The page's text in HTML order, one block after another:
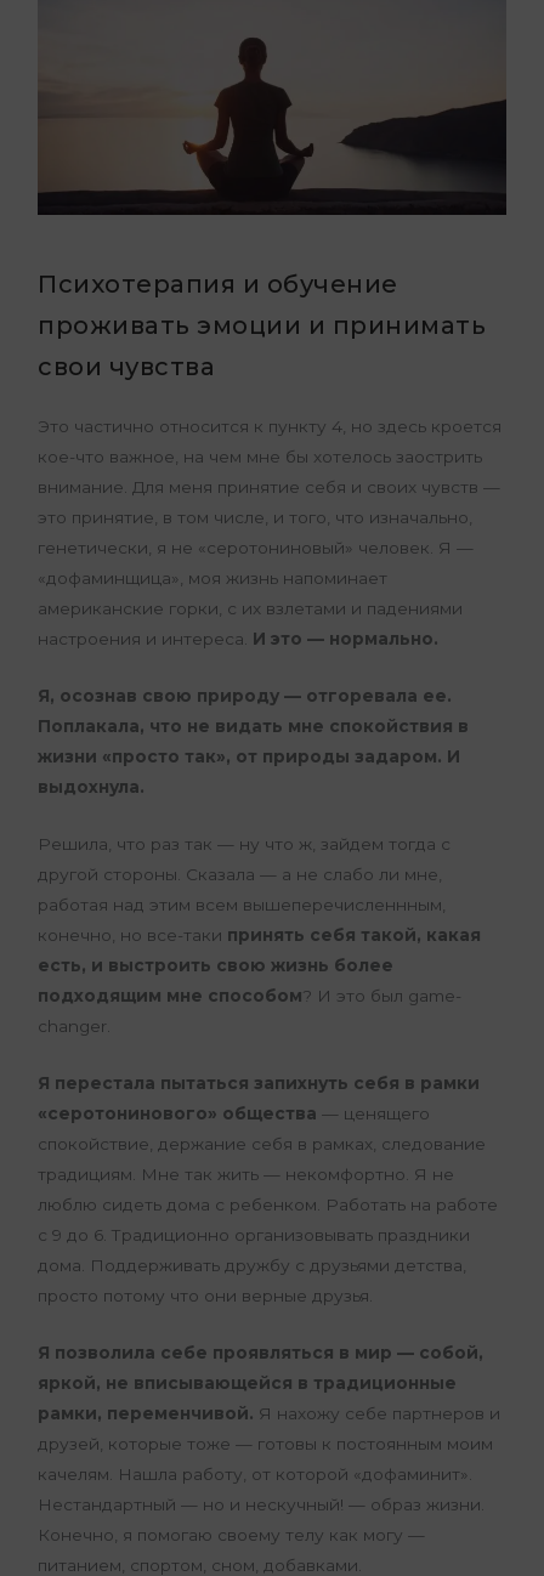
Психотерапия и обучение
проживать эмоции и принимать
свои чувства
Это частично относится к пункту 4, но здесь кроется
кое-что важное, на чем мне бы хотелось заострить
внимание. Для меня принятие себя и своих чувств —
это принятие, в том числе, и того, что изначально,
генетически, я не «серотониновый» человек. Я —
«дофаминщица», моя жизнь напоминает
американские горки, с их взлетами и падениями
настроения и интереса. И это — нормально.
Я, осознав свою природу — отгоревала ее.
Поплакала, что не видать мне спокойствия в
жизни «просто так», от природы задаром. И
выдохнула.
Решила, что раз так — ну что ж, зайдем тогда с
другой стороны. Сказала — а не слабо ли мне,
работая над этим всем вышеперечисленнным,
конечно, но все-таки принять себя такой, какая
есть, и выстроить свою жизнь более
подходящим мне способом? И это был game-
changer.
Я перестала пытаться запихнуть себя в рамки
«серотонинового» общества — ценящего
спокойствие, держание себя в рамках, следование
традициям. Мне так жить — некомфортно. Я не
люблю сидеть дома с ребенком. Работать на работе
с 9 до 6. Традиционно организовывать праздники
дома. Поддерживать дружбу с друзьями детства,
просто потому что они верные друзья.
Я позволила себе проявляться в мир — собой,
яркой, не вписывающейся в традиционные
рамки, переменчивой. Я нахожу себе партнеров и
друзей, которые тоже — готовы к постоянным моим
качелям. Нашла работу, от которой «дофаминит».
Нестандартный — но и нескучный! — образ жизни.
Конечно, я помогаю своему телу как могу —
питанием, спортом, сном, добавками.